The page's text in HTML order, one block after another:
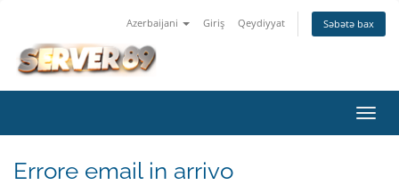
Azerbaijani Giriş Qeydiyyat Səbətə bax
keçid
Errore email in arrivo